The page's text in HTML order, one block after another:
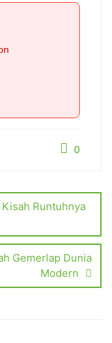
0
Runtuhnya
Gemerlap Dunia
Modern